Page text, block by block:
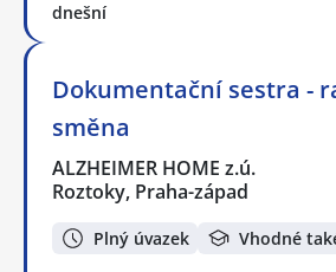
dnešní
Dokumentační sestra -
směna
ALZHEIMER HOME z.ú.
Roztoky, Praha-západ
Plný úvazek Vhodné